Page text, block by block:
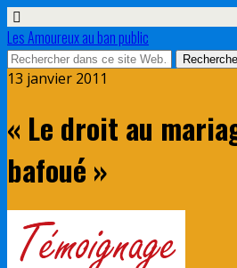
Les Amoureux au ban public
13 janvier 2011
« Le droit au
bafoué »